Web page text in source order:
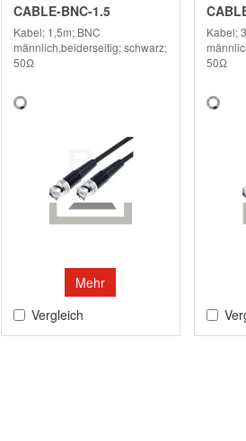
CABLE-BNC-1.5
Kabel; 1,5m; BNC
männlich,beiderseitig; schwarz;
50Ω
Mehr
Vergleich
Kabel;
50Ω